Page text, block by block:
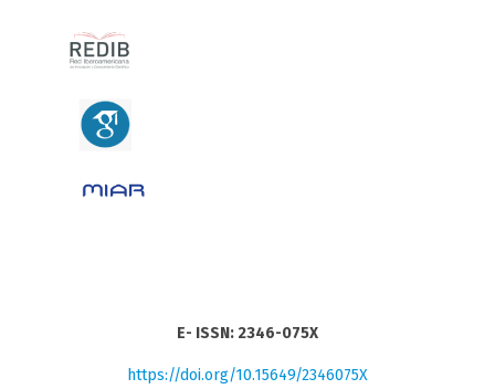
E- ISSN: 2346-075X
https://doi.org/10.15649/2346075X